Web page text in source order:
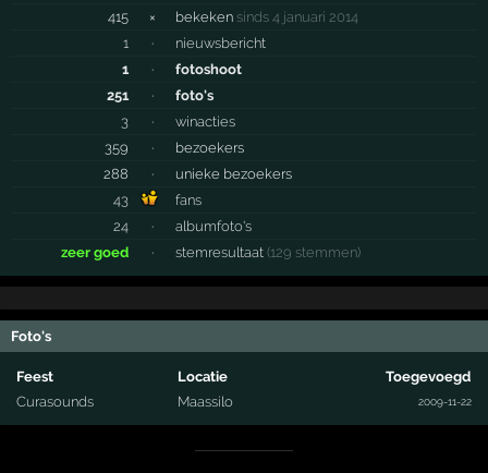
415
× bekeken sinds 4 januari 2014
1
·
nieuwsbericht
1
·
fotoshoot
251
·
foto's
3
·
winacties
359
·
bezoekers
288
·
unieke bezoekers
43
fans
24
·
albumfoto's
zeer goed
· stemresultaat (129 stemmen)
Foto's
Feest Locatie
Toegevoegd
Curasounds
Maassilo 2009-11-22